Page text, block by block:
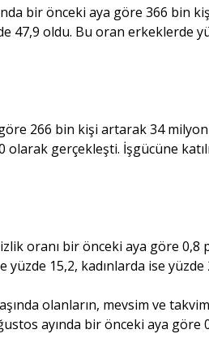
bir önceki aya göre 366 bin
47,9 oldu. Bu oran erkeklerde
266 bin kişi artarak 34
olarak gerçekleşti. İşgücüne
oranı bir önceki aya göre 0,8
15,2, kadınlarda ise
olanların, mevsim ve takvim
ayında bir önceki aya